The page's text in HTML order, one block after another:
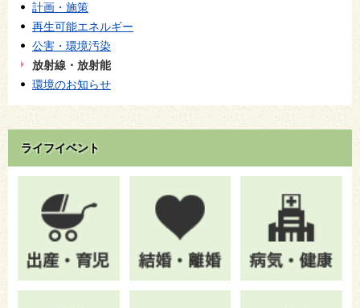
計画・施策
再生可能エネルギー
公害・環境汚染
放射線・放射能
環境のお知らせ
ライフイベント